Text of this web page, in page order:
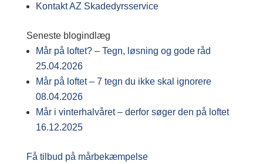
Kontakt AZ Skadedyrsservice
Seneste blogindlæg
Mår på loftet? – Tegn, løsning og gode råd
25.04.2026
Mår på loftet – 7 tegn du ikke skal ignorere
08.04.2026
Mår i vinterhalvåret – derfor søger den på loftet
16.12.2025
Få tilbud på mårbekæmpelse